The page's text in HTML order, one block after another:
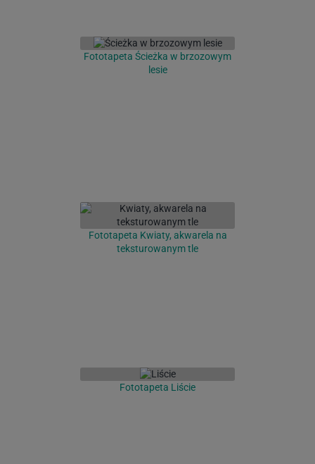
Fototapeta Ścieżka w brzozowym
lesie
Fototapeta Kwiaty, akwarela na
teksturowanym tle
Fototapeta Liście